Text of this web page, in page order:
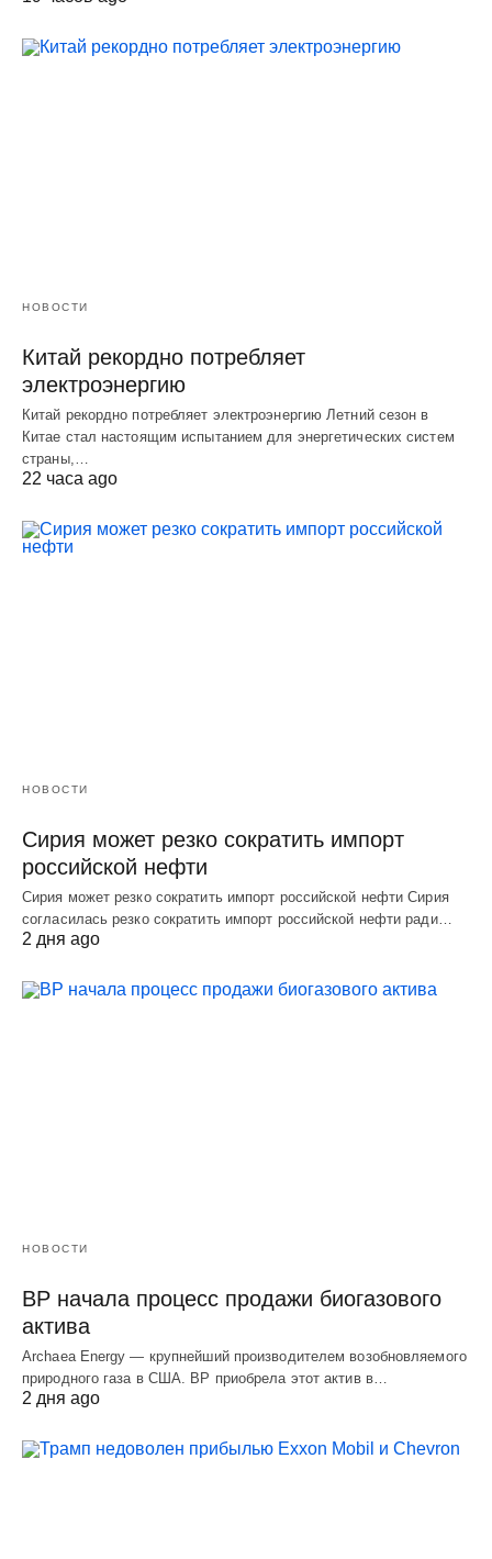
НОВОСТИ
Китай рекордно потребляет
электроэнергию
Китай рекордно потребляет электроэнергию Летний сезон в
Китае стал настоящим испытанием для энергетических систем
страны,…
22 часа ago
НОВОСТИ
Сирия может резко сократить импорт
российской нефти
Сирия может резко сократить импорт российской нефти Сирия
согласилась резко сократить импорт российской нефти ради…
2 дня ago
НОВОСТИ
BP начала процесс продажи биогазового
актива
Archaea Energy — крупнейший производителем возобновляемого
природного газа в США. BP приобрела этот актив в…
2 дня ago